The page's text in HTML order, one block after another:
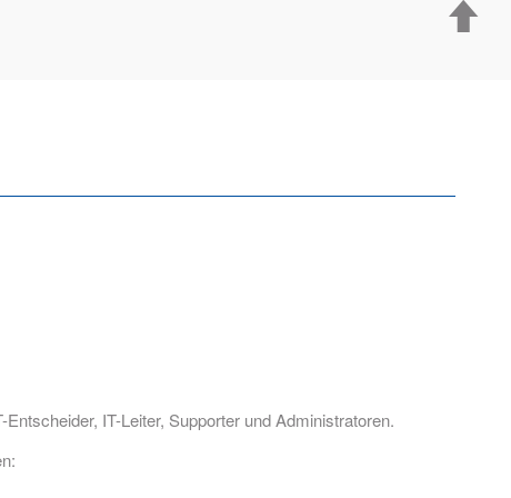
IT-Leiter, Supporter und Administratoren.